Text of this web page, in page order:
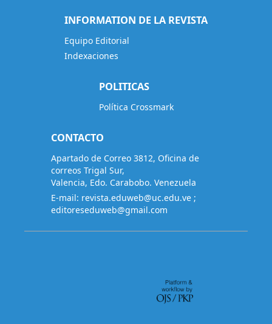
INFORMATION DE LA REVISTA
Equipo Editorial
Indexaciones
POLITICAS
Política Crossmark
CONTACTO
Apartado de Correo 3812, Oficina de
correos Trigal Sur,
Valencia, Edo. Carabobo. Venezuela
E-mail: revista.eduweb@uc.edu.ve ;
editoreseduweb@gmail.com